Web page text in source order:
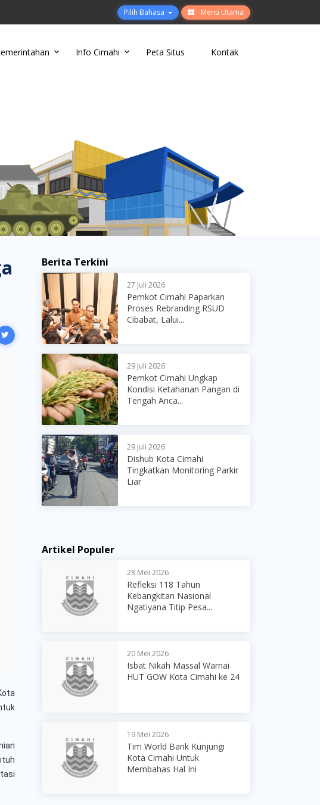
Pilih Bahasa Menu Utama
Info Cimahi Peta Situs Kontak
Berita Terkini
27 Juli 2026
Pemkot Cimahi Paparkan
Proses Rebranding RSUD
Cibabat, Lalui...
29 Juli 2026
Pemkot Cimahi Ungkap
Kondisi Ketahanan Pangan di
Tengah Anca...
29 Juli 2026
Dishub Kota Cimahi
Tingkatkan Monitoring Parkir
Liar
Artikel Populer
28 Mei 2026
Refleksi 118 Tahun
Kebangkitan Nasional
Ngatiyana Titip Pesa...
20 Mei 2026
Isbat Nikah Massal Warnai
HUT GOW Kota Cimahi ke 24
19 Mei 2026
Tim World Bank Kunjungi
Kota Cimahi Untuk
Membahas Hal Ini